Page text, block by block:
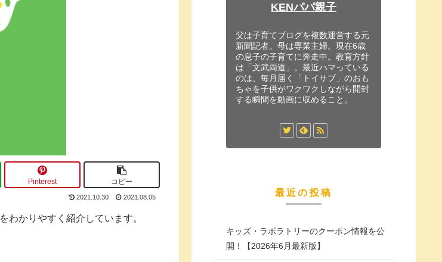
Pinterest コピー
2021.10.30 2021.08.05
をわかりやすく紹介しています。
KENパパ親子
父は子育てブログを複数運営する元
新聞記者。母は専業主婦。現在6歳
の息子の子育てに奔走中。教育方針
は「文武両道」。最近ハマっている
のは、毎月届く「トイサブ」のおも
ちゃを子供がワクワクしながら開封
する瞬間を動画に収めること。
最近の投稿
キッズ・ラボラトリーのクーポン情報を公
開！【2026年6月最新版】